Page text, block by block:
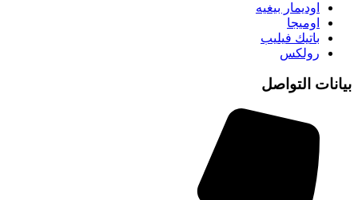
اوديمار بيغيه
اوميجا
باتيك فيليب
رولكس
بيانات التواصل